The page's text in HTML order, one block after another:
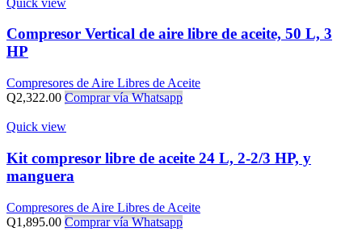
Compresor Vertical de aire libre de aceite, 50 L, 3
HP
Compresores de Aire Libres de Aceite
Q2,322.00 Comprar vía Whatsapp
Quick view
Kit compresor libre de aceite 24 L, 2-2/3 HP, y
manguera
Compresores de Aire Libres de Aceite
Q1,895.00 Comprar vía Whatsapp